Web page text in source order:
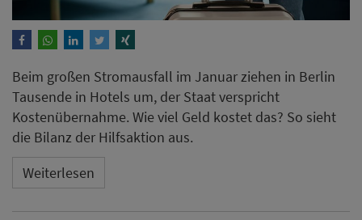
Beim großen Stromausfall im Januar ziehen in Berlin
Tausende in Hotels um, der Staat verspricht
Kostenübernahme. Wie viel Geld kostet das? So sieht
die Bilanz der Hilfsaktion aus.
Weiterlesen